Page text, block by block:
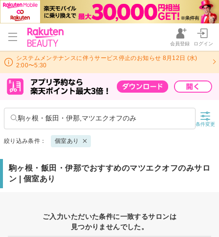
会員登録 ログイン
システムメンテナンスに伴うサービス停止のお知らせ 8月12日 (水)
2:00〜5:30
駒ヶ根・飯田・伊那,マツエクオフのみ
条件変更
絞り込み条件： 個室あり
駒ヶ根・飯田・伊那でおすすめのマツエクオフのみサロ
ン | 個室あり
ご入力いただいた条件に一致するサロンは
見つかりませんでした。